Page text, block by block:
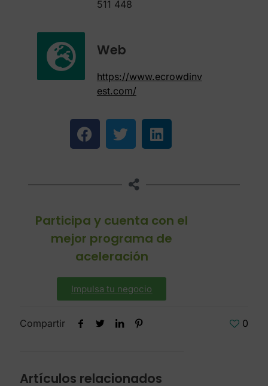
511 448
Web
https://www.ecrowdinv
est.com/
Participa y cuenta con el
mejor programa de
aceleración
Impulsa tu negocio
Compartir 0
Artículos relacionados